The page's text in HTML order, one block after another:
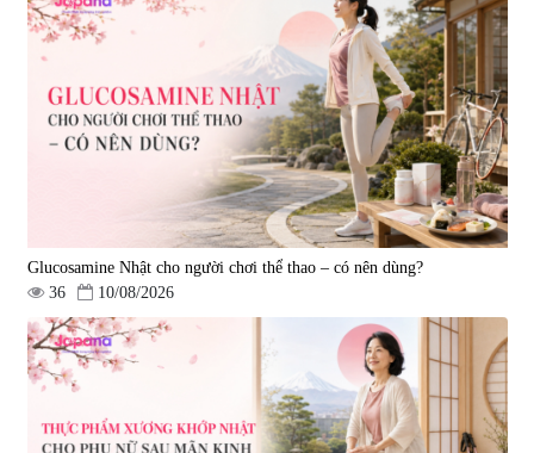
Viên uống bổ gan Ribeto Shoji
Hepaclean 60 viên
690.000 đ
Viên uống hỗ trợ cải thiện thoát
vị đĩa đệm Kyoto Has 30 viên
|14.560
1.600.000 đ
Viên uống hỗ trợ giấc ngủ Fujina
Sleepy Nhật Bản 80 viên
Viên uống phòng ngừa & hỗ trợ
điều trị đột quỵ Biken Kinase
Gold 60 viên
|0
1.570.000 đ
Glucosamine Nhật cho người chơi thể thao – có nên dùng?
36
10/08/2026